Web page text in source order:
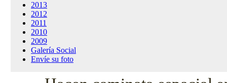
2013
2012
2011
2010
2009
Galería Social
Envíe su foto